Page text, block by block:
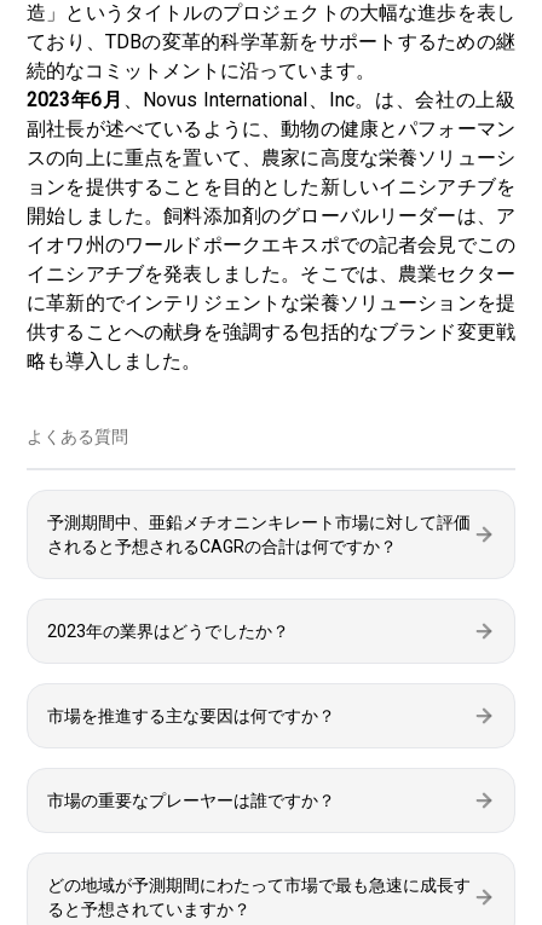
造」というタイトルのプロジェクトの大幅な進歩を表し
ており、TDBの変革的科学革新をサポートするための継
続的なコミットメントに沿っています。
2023年6月 、Novus International、Inc。は、会社の上級
副社長が述べているように、動物の健康とパフォーマン
スの向上に重点を置いて、農家に高度な栄養ソリューシ
ョンを提供することを目的とした新しいイニシアチブを
開始しました。飼料添加剤のグローバルリーダーは、ア
イオワ州のワールドポークエキスポでの記者会見でこの
イニシアチブを発表しました。そこでは、農業セクター
に革新的でインテリジェントな栄養ソリューションを提
供することへの献身を強調する包括的なブランド変更戦
略も導入しました。
よくある質問
予測期間中、亜鉛メチオニンキレート市場に対して評価
されると予想されるCAGRの合計は何ですか？
2023年の業界はどうでしたか？
市場を推進する主な要因は何ですか？
市場の重要なプレーヤーは誰ですか？
どの地域が予測期間にわたって市場で最も急速に成長す
ると予想されていますか？